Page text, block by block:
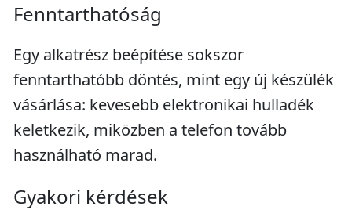
Fenntarthatóság
Egy alkatrész beépítése sokszor
fenntarthatóbb döntés, mint egy új készülék
vásárlása: kevesebb elektronikai hulladék
keletkezik, miközben a telefon tovább
használható marad.
Gyakori kérdések